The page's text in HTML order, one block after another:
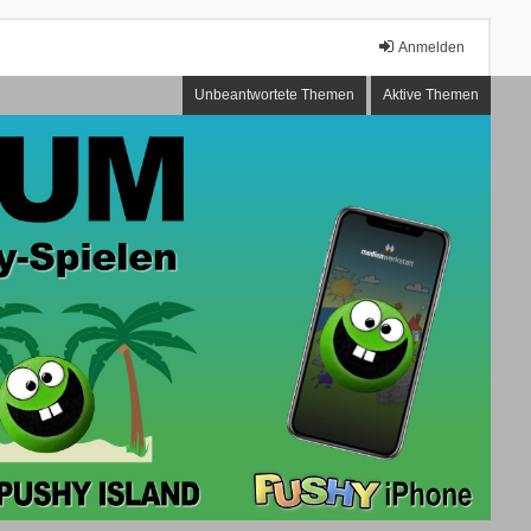
Anmelden
Unbeantwortete Themen Aktive Themen